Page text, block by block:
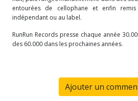
entourées de cellophane et enfin remis
indépendant ou au label.
RunRun Records presse chaque année
des 60.000 dans les prochaines années.
Ajouter un